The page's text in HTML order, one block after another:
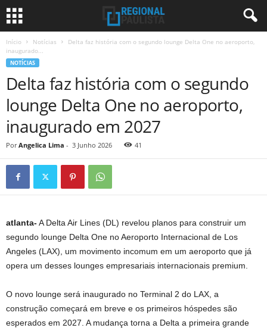
Início Notícias
Delta faz história com o segundo lounge Delta One no aeroporto,
inaugurado...
NOTÍCIAS
Delta faz história com o segundo
lounge Delta One no aeroporto,
inaugurado em 2027
Por Angelica Lima - 3 Junho 2026 41
atlanta-A Delta Air Lines (DL) revelou planos para construir um
segundo lounge Delta One no Aeroporto Internacional de Los
Angeles (LAX), um movimento incomum em um aeroporto que já
opera um desses lounges empresariais internacionais premium.
O novo lounge será inaugurado no Terminal 2 do LAX, a
construção começará em breve e os primeiros hóspedes são
esperados em 2027. A mudança torna a Delta a primeira grande